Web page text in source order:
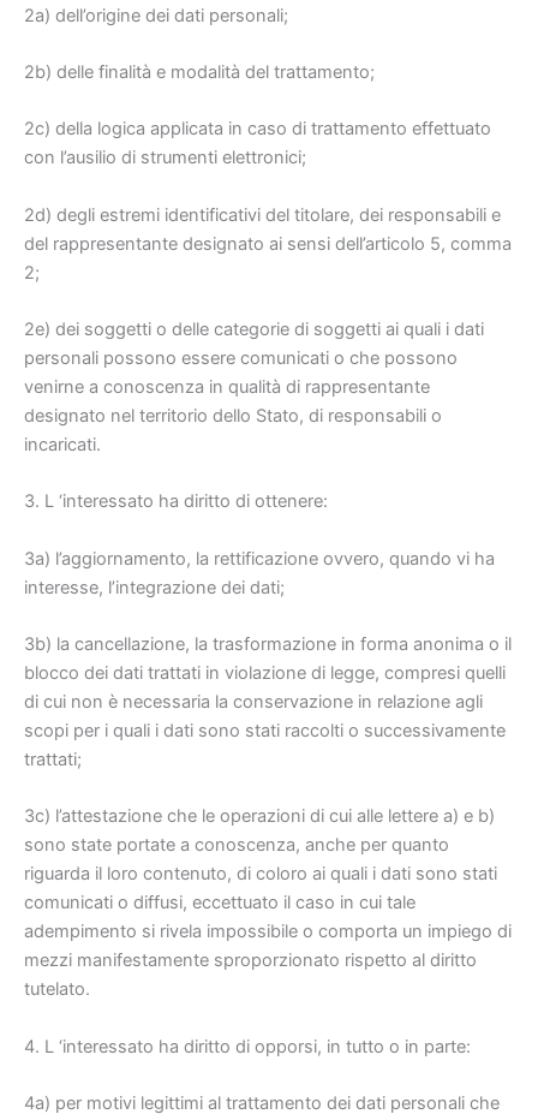
2a) dell’origine dei dati personali;
2b) delle finalità e modalità del trattamento;
2c) della logica applicata in caso di trattamento effettuato
con l’ausilio di strumenti elettronici;
2d) degli estremi identificativi del titolare, dei responsabili e
del rappresentante designato ai sensi dell’articolo 5, comma
2;
2e) dei soggetti o delle categorie di soggetti ai quali i dati
personali possono essere comunicati o che possono
venirne a conoscenza in qualità di rappresentante
designato nel territorio dello Stato, di responsabili o
incaricati.
3. L ‘interessato ha diritto di ottenere:
3a) l’aggiornamento, la rettificazione ovvero, quando vi ha
interesse, l’integrazione dei dati;
3b) la cancellazione, la trasformazione in forma anonima o il
blocco dei dati trattati in violazione di legge, compresi quelli
di cui non è necessaria la conservazione in relazione agli
scopi per i quali i dati sono stati raccolti o successivamente
trattati;
3c) l’attestazione che le operazioni di cui alle lettere a) e b)
sono state portate a conoscenza, anche per quanto
riguarda il loro contenuto, di coloro ai quali i dati sono stati
comunicati o diffusi, eccettuato il caso in cui tale
adempimento si rivela impossibile o comporta un impiego di
mezzi manifestamente sproporzionato rispetto al diritto
tutelato.
4. L ‘interessato ha diritto di opporsi, in tutto o in parte:
4a) per motivi legittimi al trattamento dei dati personali che